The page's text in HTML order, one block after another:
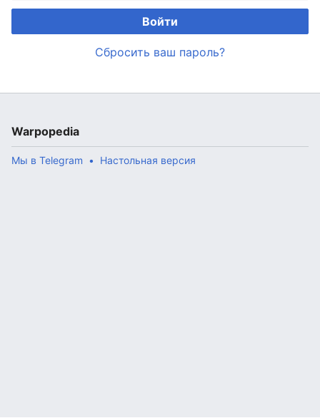
Войти
Сбросить ваш пароль?
Warpopedia
Мы в Telegram Настольная версия